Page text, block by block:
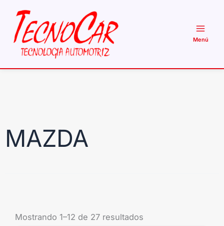
contenido
MAZDA
Mostrando 1–12 de 27 resultados